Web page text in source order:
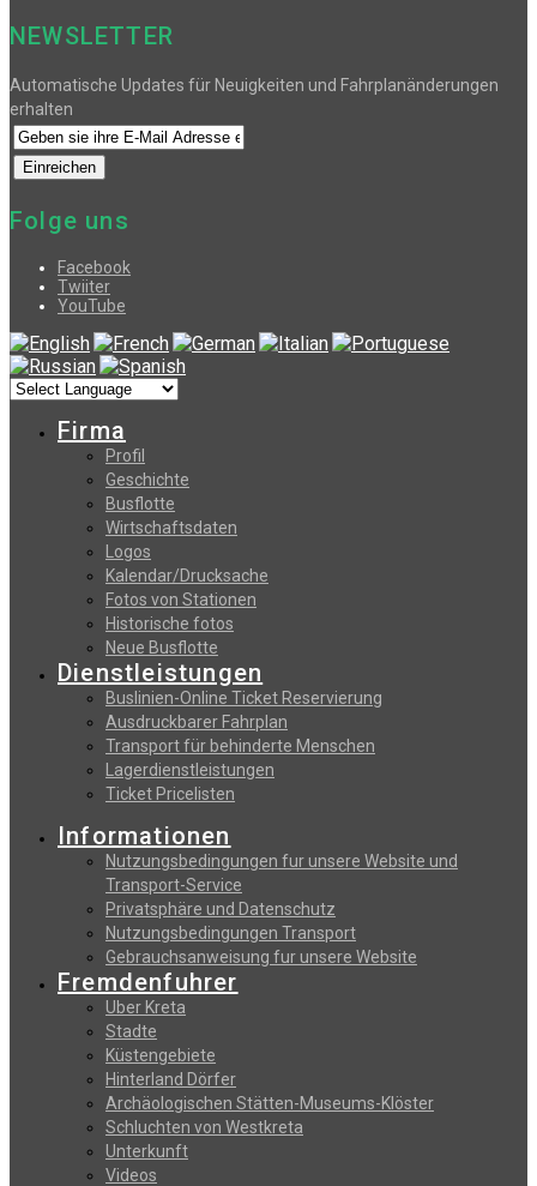
NEWSLETTER
Automatische Updates für Neuigkeiten und Fahrplanänderungen
erhalten
Folge uns
Facebook
Twiiter
YouTube
Firma
Profil
Geschichte
Busflotte
Wirtschaftsdaten
Logos
Kalendar/Drucksache
Fotos von Stationen
Historische fotos
Neue Busflotte
Dienstleistungen
Buslinien-Online Ticket Reservierung
Αusdruckbarer Fahrplan
Transport für behinderte Menschen
Lagerdienstleistungen
Ticket Pricelisten
Informationen
Nutzungsbedingungen fur unsere Website und
Transport-Service
Privatsphäre und Datenschutz
Nutzungsbedingungen Transport
Gebrauchsanweisung fur unsere Website
Fremdenfuhrer
Uber Kreta
Stadte
Küstengebiete
Hinterland Dörfer
Archäologischen Stätten-Museums-Klöster
Schluchten von Westkreta
Unterkunft
Videos